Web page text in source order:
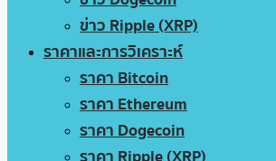
ข่าว Ripple (XRP)
ราคาและการวิเคราะห์
ราคา Bitcoin
ราคา Ethereum
ราคา Dogecoin